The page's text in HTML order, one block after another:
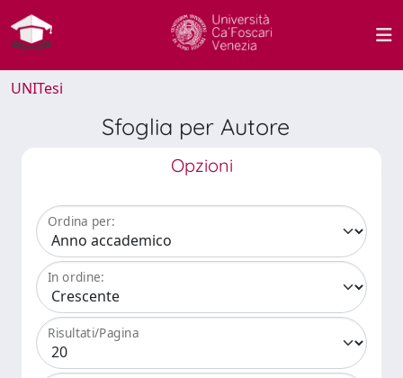
UNITesi
Sfoglia per Autore
Opzioni
Ordina per:
In ordine:
Risultati/Pagina